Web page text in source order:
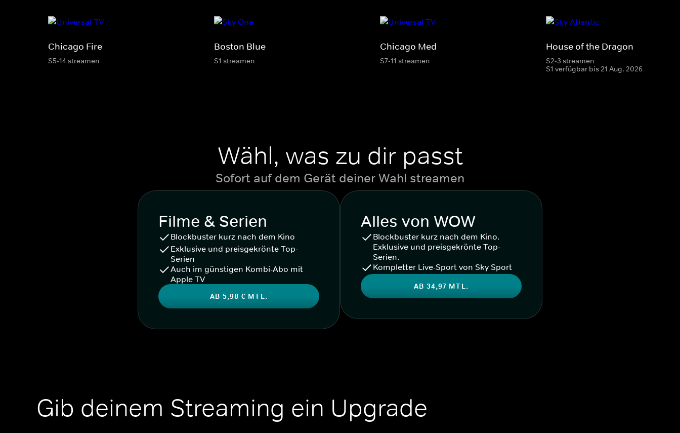
Chicago Fire
S5-14 streamen
Boston Blue
S1 streamen
Chicago Med
S7-11 streamen
House of the Dragon
S2-3 streamen
S1 verfügbar bis 21 Aug. 2026
Wähl, was zu dir passt
Sofort auf dem Gerät deiner Wahl streamen
Filme & Serien
Blockbuster kurz nach dem Kino
Exklusive und preisgekrönte Top-
Serien
Auch im günstigen Kombi-Abo mit
Apple TV
AB 5,98 € MTL.
Alles von WOW
Blockbuster kurz nach dem Kino.
Exklusive und preisgekrönte Top-
Serien.
Kompletter Live-Sport von Sky Sport
AB 34,97 MTL.
Gib deinem Streaming ein Upgrade